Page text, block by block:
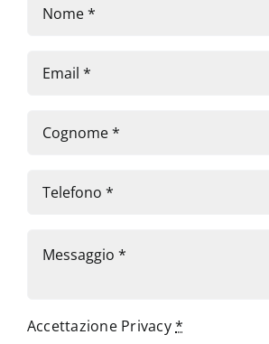
Accettazione Privacy*